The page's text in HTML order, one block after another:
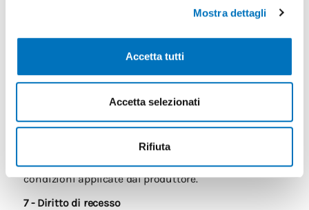
Mostra dettagli
Accetta tutti
Accetta selezionati
Rifiuta
6.6 Gestione RMA post garanzia legale. Qualora sia
ma sussista una garanzia del produttore ancora
valida, il Fornitore può, su richiesta del Cliente,
gestire la pratica RMA verso il produttore applicando
prodotto. Tale importo è dovuto anche nel caso in cui
il prodotto rientri “non difettoso” o non sia accettato
dal produttore. Restano a carico del Cliente le spese
condizioni applicate dal produttore.
7 - Diritto di recesso